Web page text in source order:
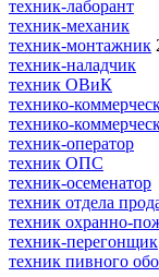
техник-лаборант
техник-механик
техник-монтажник
техник-наладчик
техник ОВиК
технико-
технико-
техник-оператор
техник ОПС
техник-осеменатор
техник отдела
техник охранно-
техник-перегонщик
техник пивного